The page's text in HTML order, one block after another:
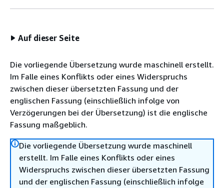
Auf dieser Seite
Die vorliegende Übersetzung wurde maschinell erstellt.
Im Falle eines Konflikts oder eines Widerspruchs
zwischen dieser übersetzten Fassung und der
englischen Fassung (einschließlich infolge von
Verzögerungen bei der Übersetzung) ist die englische
Fassung maßgeblich.
Die vorliegende Übersetzung wurde maschinell
erstellt. Im Falle eines Konflikts oder eines
Widerspruchs zwischen dieser übersetzten Fassung
und der englischen Fassung (einschließlich infolge